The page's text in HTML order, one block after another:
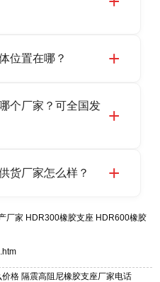
式服务，主营
均配有正规第三方检测
，地址迎宾大街 9
位置在哪？
大街 9 号，是专业隔震
铅芯、LNR 天然、
个厂家？可全国发
，实体工厂现货充足，
，地址：衡水高新
货厂家怎么样？
年行业生产经验，国标
选型、深化、供货、安
水高新区北方工业基地
厂家 HDR300橡胶支座 HDR600橡胶
格 隔震高阻尼橡胶支座厂家电话